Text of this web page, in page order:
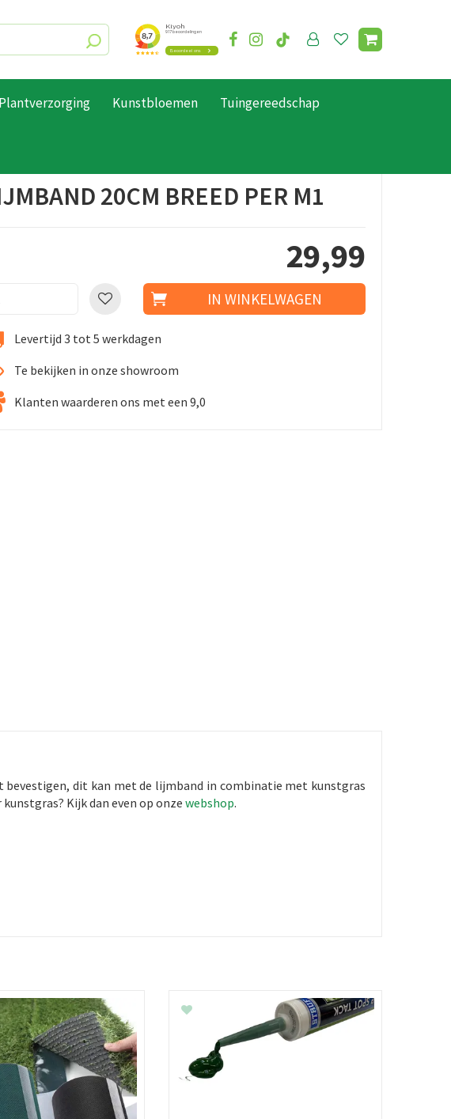
Plantverzorging Kunstbloemen Tuingereedschap
20CM BREED PER M1
29,99
Levertijd 3 tot 5 werkdagen
Te bekijken in onze showroom
Klanten waarderen ons met een 9,0
bevestigen, dit kan met de lijmband in combinatie met kunstgras
Kijk dan even op onze webshop.